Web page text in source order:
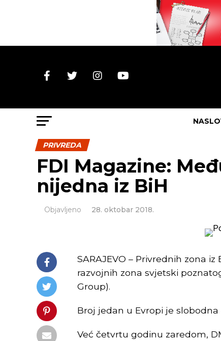
PRIVREDA
FDI Magazine:
nijedna iz BiH
Objavljeno 28. oktobar 2018.
SARAJEVO – Privrednih zona
razvojnih zona svjetski
Group).
Broj jedan u Evropi je slobodna
Već četvrtu godinu zaredom,